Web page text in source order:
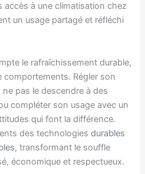
accès à une climatisation chez
un usage partagé et réfléchi
le rafraîchissement durable,
comportements. Régler son
pas le descendre à des
compléter son usage avec un
qui font la différence.
des technologiesdurables
, transformant le souffle
économique et respectueux.